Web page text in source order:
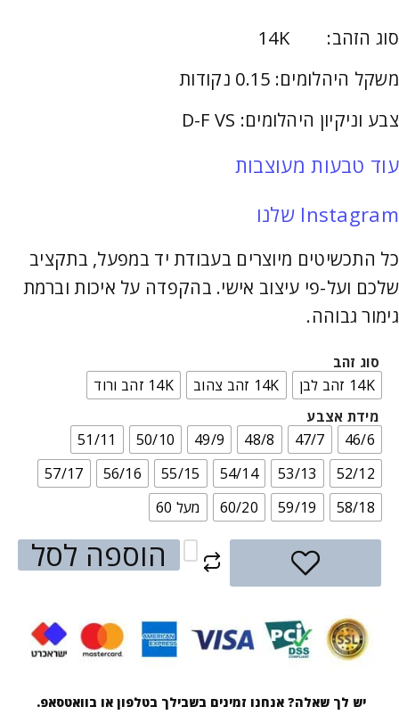
סוג הזהב: 14K
משקל היהלומים: 0.15 נקודות
צבע וניקיון היהלומים: D-F VS
עוד טבעות מעוצבות
Instagram שלנו
כל התכשיטים מיוצרים בעבודת יד במפעל, בתקציב
שלכם ועל-פי עיצוב אישי. בהקפדה על איכות וברמת
גימור גבוהה.
סוג זהב
14K זהב לבן 14K זהב צהוב 14K זהב ורוד
מידת אצבע
46/6
47/7
48/8
49/9
50/10
51/11
52/12
53/13
54/14
55/15
56/16
57/17
58/18
59/19
60/20 מעל 60
הוספה לסל
יש לך שאלה? אנחנו זמינים בשבילך בטלפון או בוואטסאפ.